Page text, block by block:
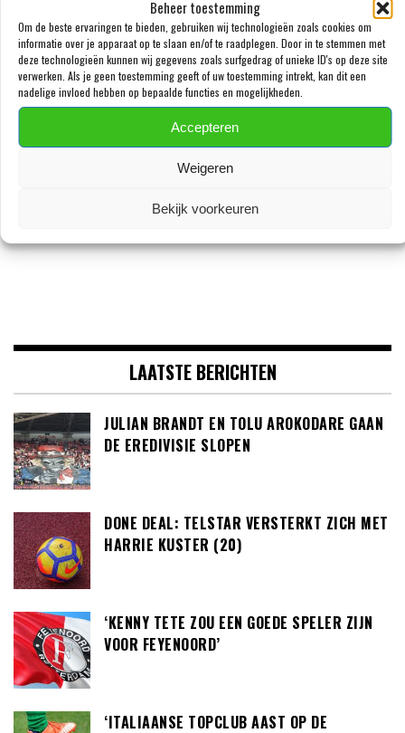
Beheer toestemming
Om de beste ervaringen te bieden, gebruiken wij technologieën zoals cookies om
informatie over je apparaat op te slaan en/of te raadplegen. Door in te stemmen met
deze technologieën kunnen wij gegevens zoals surfgedrag of unieke ID's op deze site
verwerken. Als je geen toestemming geeft of uw toestemming intrekt, kan dit een
nadelige invloed hebben op bepaalde functies en mogelijkheden.
Accepteren
Weigeren
Bekijk voorkeuren
volgende keer wanneer ik een reactie plaats.
VOLG ONS OP FACEBOOK
LAATSTE BERICHTEN
JULIAN BRANDT EN TOLU AROKODARE GAAN
DE EREDIVISIE SLOPEN
DONE DEAL: TELSTAR VERSTERKT ZICH MET
HARRIE KUSTER (20)
‘KENNY TETE ZOU EEN GOEDE SPELER ZIJN
VOOR FEYENOORD’
‘ITALIAANSE TOPCLUB AAST OP DE